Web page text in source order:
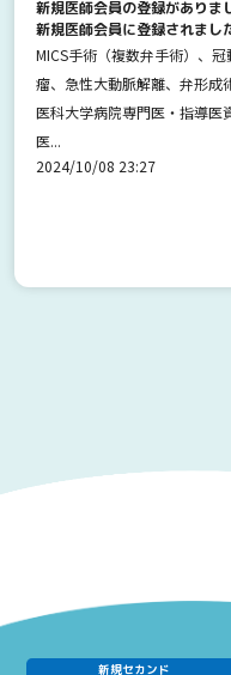
新規医師会員の登録があり
新規医師会員に登録されまし
MICS手術（複数弁手術）、
瘤、急性大動脈解離、弁形成
医科大学病院専門医・指導医
医...
2024/10/08 23:27
新規セカンド